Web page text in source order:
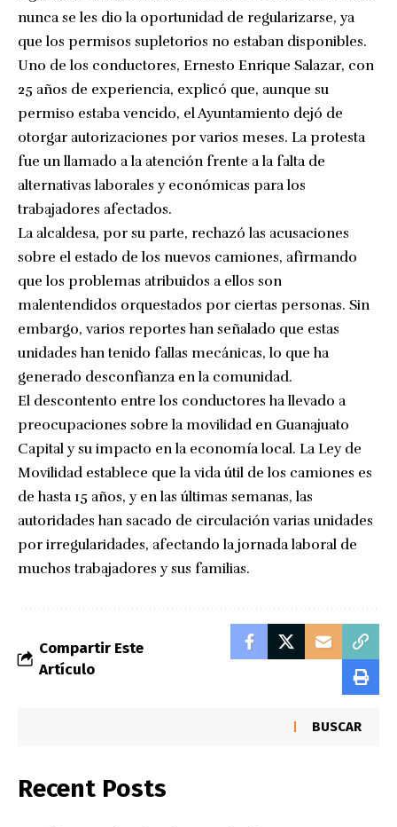
nunca se les dio la oportunidad de regularizarse, ya
que los permisos supletorios no estaban disponibles.
Uno de los conductores, Ernesto Enrique Salazar, con
25 años de experiencia, explicó que, aunque su
permiso estaba vencido, el Ayuntamiento dejó de
otorgar autorizaciones por varios meses. La protesta
fue un llamado a la atención frente a la falta de
alternativas laborales y económicas para los
trabajadores afectados.
La alcaldesa, por su parte, rechazó las acusaciones
sobre el estado de los nuevos camiones, afirmando
que los problemas atribuidos a ellos son
malentendidos orquestados por ciertas personas. Sin
embargo, varios reportes han señalado que estas
unidades han tenido fallas mecánicas, lo que ha
generado desconfianza en la comunidad.
El descontento entre los conductores ha llevado a
preocupaciones sobre la movilidad en Guanajuato
Capital y su impacto en la economía local. La Ley de
Movilidad establece que la vida útil de los camiones es
de hasta 15 años, y en las últimas semanas, las
autoridades han sacado de circulación varias unidades
por irregularidades, afectando la jornada laboral de
muchos trabajadores y sus familias.
Compartir Este
Artículo
BUSCAR
Recent Posts